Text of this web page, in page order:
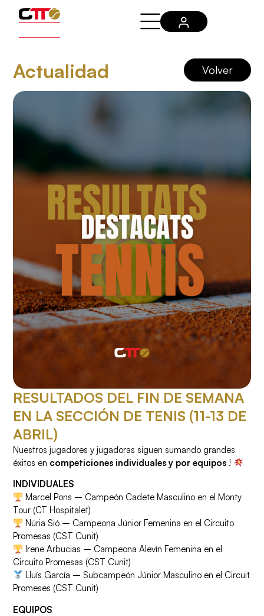
Actualidad Volver
RESULTADOS DEL FIN DE SEMANA
EN LA SECCIÓN DE TENIS (11-13 DE
ABRIL)
Nuestros jugadores y jugadoras siguen sumando grandes
éxitos en competiciones individuales y por equipos !
INDIVIDUALES
Marcel Pons – Campeón Cadete Masculino en el Monty
Tour (CT Hospitalet)
Núria Sió – Campeona Júnior Femenina en el Circuito
Promesas (CST Cunit)
Irene Arbucias – Campeona Alevín Femenina en el
Circuito Promesas (CST Cunit)
Lluís García – Subcampeón Júnior Masculino en el Circuit
Promeses (CST Cunit)
EQUIPOS